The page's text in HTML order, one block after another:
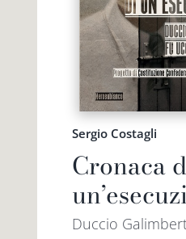
Sergio Costagli
Cronaca
Duccio